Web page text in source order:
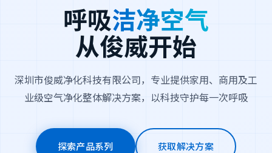
呼吸洁净空气
从俊威开始
深圳市俊威净化科技有限公司，专业提供家用、商用及工
业级空气净化整体解决方案，以科技守护每一次呼吸
探索产品系列 获取解决方案